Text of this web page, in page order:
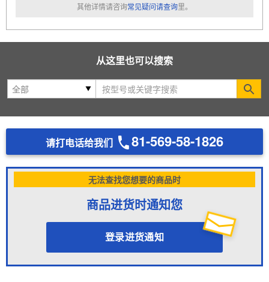
其他详情请咨询常见疑问请查询里。
从这里也可以搜索
请打电话给我们 81-569-58-1826
无法查找您想要的商品时
商品进货时通知您
登录进货通知